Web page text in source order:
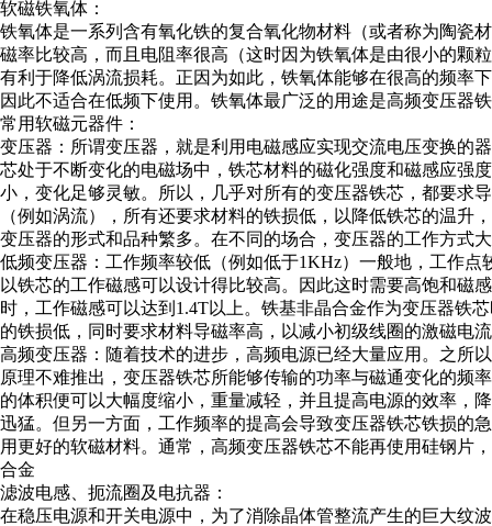
软磁铁氧体：
铁氧体是一系列含有氧化铁的复合氧化物材料（或者称为陶瓷
磁率比较高，而且电阻率很高（这时因为铁氧体是由很小的颗
有利于降低涡流损耗。正因为如此，铁氧体能够在很高的频率
因此不适合在低频下使用。铁氧体最广泛的用途是高频变压器
常用软磁元器件：
变压器：所谓变压器，就是利用电磁感应实现交流电压变换的
芯处于不断变化的电磁场中，铁芯材料的磁化强度和磁感应强
小，变化足够灵敏。所以，几乎对所有的变压器铁芯，都要求
（例如涡流），所有还要求材料的铁损低，以降低铁芯的温升
变压器的形式和品种繁多。在不同的场合，变压器的工作方式
低频变压器：工作频率较低（例如低于1KHz）一般地，工作
以铁芯的工作磁感可以设计得比较高。因此这时需要高饱和磁
时，工作磁感可以达到1.4T以上。铁基非晶合金作为变压器铁
的铁损低，同时要求材料导磁率高，以减小初级线圈的激磁电
高频变压器：随着技术的进步，高频电源已经大量应用。之所
原理不难推出，变压器铁芯所能够传输的功率与磁通变化的频
的体积便可以大幅度缩小，重量减轻，并且提高电源的效率，
迅猛。但另一方面，工作频率的提高会导致变压器铁芯铁损的
用更好的软磁材料。通常，高频变压器铁芯不能再使用硅钢片
合金
滤波电感、扼流圈及电抗器：
在稳压电源和开关电源中，为了消除晶体管整流产生的巨大纹